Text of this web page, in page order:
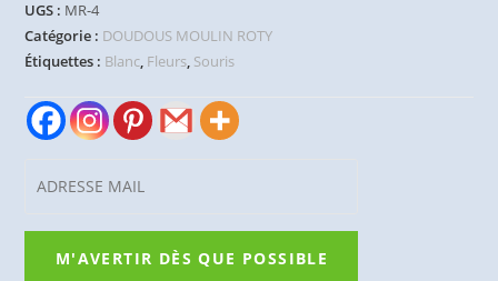
UGS : MR-4
Catégorie : DOUDOUS MOULIN ROTY
Étiquettes : Blanc, Fleurs, Souris